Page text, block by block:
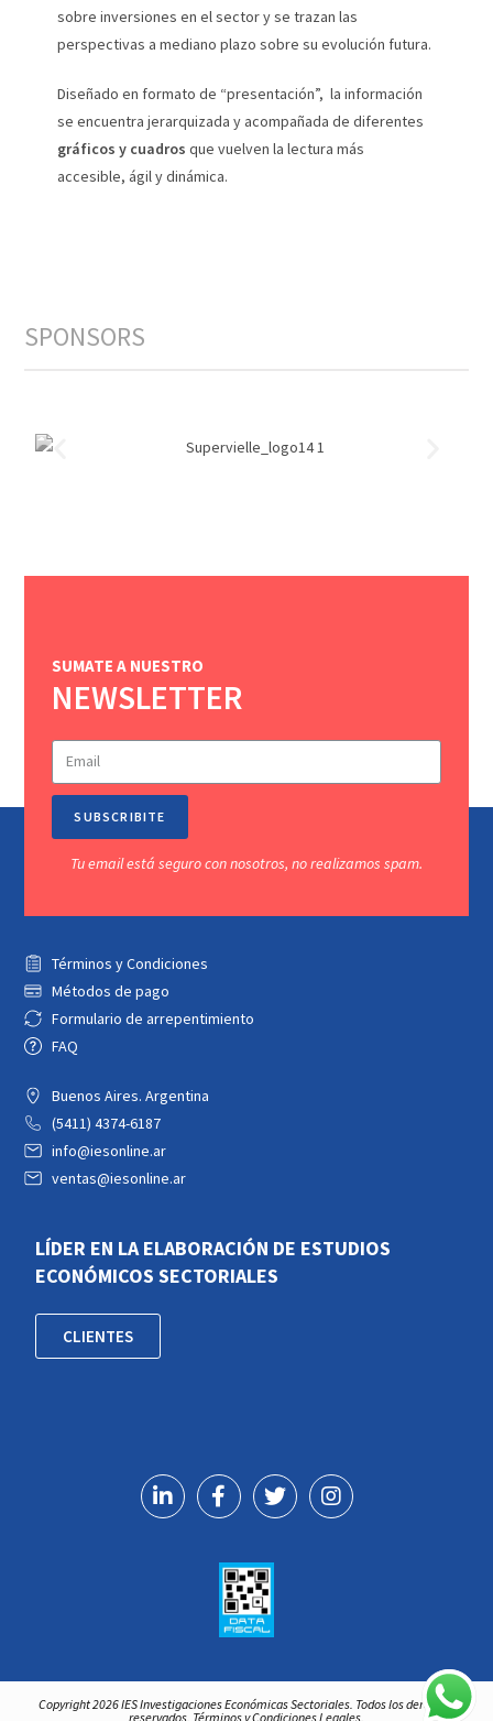
sobre inversiones en el sector y se trazan las
perspectivas a mediano plazo sobre su evolución futura.
Diseñado en formato de “presentación”, la información
se encuentra jerarquizada y acompañada de diferentes
gráficos y cuadros que vuelven la lectura más
accesible, ágil y dinámica.
SPONSORS
SUMATE A NUESTRO
NEWSLETTER
SUBSCRIBITE
Tu email está seguro con nosotros, no realizamos spam.
Términos y Condiciones
Métodos de pago
Formulario de arrepentimiento
FAQ
Buenos Aires. Argentina
(5411) 4374-6187
info@iesonline.ar
ventas@iesonline.ar
LÍDER EN LA ELABORACIÓN DE ESTUDIOS
ECONÓMICOS SECTORIALES
CLIENTES
Copyright 2026 IES Investigaciones Económicas Sectoriales. Todos los derechos
reservados. Términos y Condiciones Legales.